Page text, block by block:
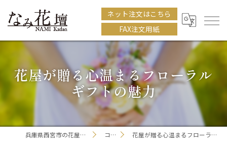
ネット注文はこちら
FAX注文用紙
花屋が贈る心温まるフローラル
ギフトの魅力
兵庫県西宮市の花屋ならなみ花壇 コラム 花屋が贈る心温まるフローラルギフトの魅力